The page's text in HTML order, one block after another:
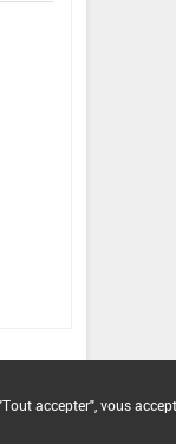
accepter", vous